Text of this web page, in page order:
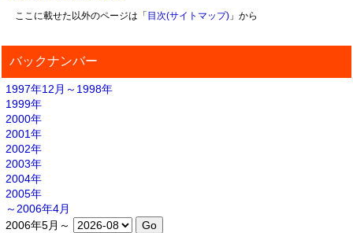
ここに載せた以外のページは「 目次(サイトマップ)」から
バックナンバー
1997年12月～1998年
1999年
2000年
2001年
2002年
2003年
2004年
2005年
～2006年4月
2006年5月～